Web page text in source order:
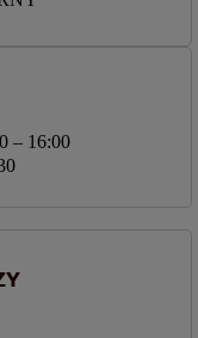
– 16:00